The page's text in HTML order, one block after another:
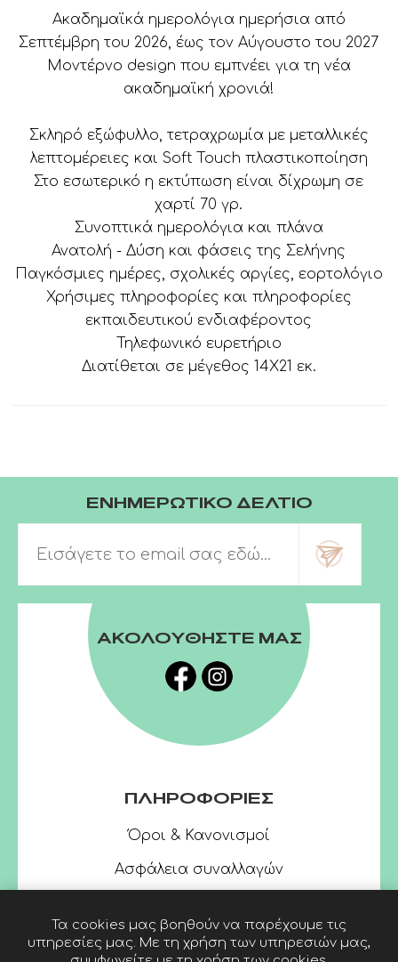
Ακαδημαϊκά ημερολόγια ημερήσια από
Σεπτέμβρη του 2026, έως τον Αύγουστο του 2027
Μοντέρνο design που εμπνέει για τη νέα
ακαδημαϊκή χρονιά!
Σκληρό εξώφυλλο, τετραχρωμία με μεταλλικές
λεπτομέρειες και Soft Touch πλαστικοποίηση
Στο εσωτερικό η εκτύπωση είναι δίχρωμη σε
χαρτί 70 γρ.
Συνοπτικά ημερολόγια και πλάνα
Ανατολή - Δύση και φάσεις της Σελήνης
Παγκόσμιες ημέρες, σχολικές αργίες, εορτολόγιο
Χρήσιμες πληροφορίες και πληροφορίες
εκπαιδευτικού ενδιαφέροντος
Τηλεφωνικό ευρετήριο
Διατίθεται σε μέγεθος 14Χ21 εκ.
ΕΝΗΜΕΡΩΤΙΚΟ ΔΕΛΤΙΟ
ΑΚΟΛΟΥΘΗΣΤΕ ΜΑΣ
ΠΛΗΡΟΦΟΡΙΕΣ
Όροι & Κανονισμοί
Ασφάλεια συναλλαγών
Τα cookies μας βοηθούν να παρέχουμε τις
υπηρεσίες μας. Με τη χρήση των υπηρεσιών μας,